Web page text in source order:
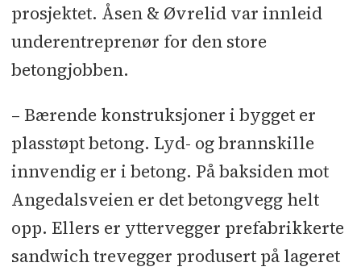
prosjektet. Åsen & Øvrelid var innleid
underentreprenør for den store
betongjobben.
– Bærende konstruksjoner i bygget er
plasstøpt betong. Lyd- og brannskille
innvendig er i betong. På baksiden mot
Angedalsveien er det betongvegg helt
opp. Ellers er yttervegger prefabrikkerte
sandwich trevegger produsert på lageret